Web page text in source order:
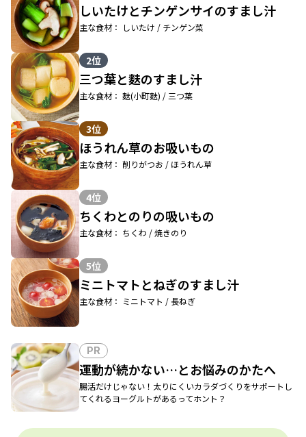
しいたけとチンゲンサイのすまし汁
主な食材： しいたけ / チンゲン菜
2位
三つ葉と麩のすまし汁
主な食材： 麩(小町麩) / 三つ葉
3位
ほうれん草のお吸いもの
主な食材： 削りがつお / ほうれん草
4位
ちくわとのりの吸いもの
主な食材： ちくわ / 焼きのり
5位
ミニトマトとねぎのすまし汁
主な食材： ミニトマト / 長ねぎ
PR
運動が続かない…とお悩みのかたへ
腸活だけじゃない！太りにくいカラダづくりをサポートし
てくれるヨーグルトがあるってホント？